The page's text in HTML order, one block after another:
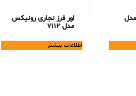
اور فرز نجاری رونیکس
مدل 7112
اطلاعات بیشتر